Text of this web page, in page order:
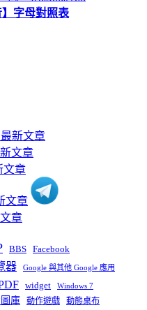
】字母對照表
BBS Facebook
器 Google 與其他 Google 應用
widget Windows 7
庫 動作遊戲 動態桌布